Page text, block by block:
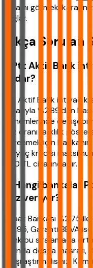
rakamı görmek,
sağlar.
Sıkça Sorulan
1. Ptt Aktif Bank
kadar?
Ptt Aktif Bank ihtiyaç
itibarıyla %2,89'dan
dönemlerinde
faiz oranı farklılık
öğrenmek için
İhtiyaç kredisi
750 TL civarındadır.
2. Hangi bankalar
faiz veriyor?
Ziraat Bankası %2,75
%2,95, Garanti BBVA
Bank bu sıralamada
dışında dosya
karşılaştırmalısınız.